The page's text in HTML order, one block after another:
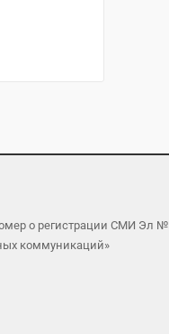
о регистрации СМИ Эл №
коммуникаций»